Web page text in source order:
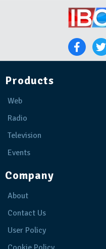
Products
Web
Radio
Television
Events
Company
About
Contact Us
User Policy